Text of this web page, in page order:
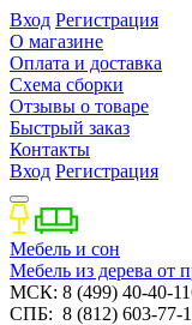
Вход Регистрация
О магазине
Оплата и доставка
Схема сборки
Отзывы о товаре
Быстрый заказ
Контакты
Вход Регистрация
Мебель и сон
Мебель из дерева от
МСК: 8 (499) 40-40-
СПБ: 8 (812) 603-77-